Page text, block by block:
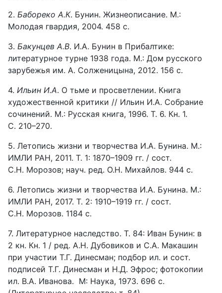
2. Бабореко А.К. Бунин. Жизнеописание. М.:
Молодая гвардия, 2004. 458 с.
3. Бакунцев А.В. И.А. Бунин в Прибалтике:
литературное турне 1938 года. М.: Дом русского
зарубежья им. А. Солженицына, 2012. 156 с.
4. Ильин И.А. О тьме и просветлении. Книга
художественной критики // Ильин И.А. Собрание
сочинений. М.: Русская книга, 1996. Т. 6. Кн. 1.
С. 210–270.
5. Летопись жизни и творчества И.А. Бунина. М.:
ИМЛИ РАН, 2011. Т. 1: 1870–1909 гг. / сост.
С.Н. Морозов; науч. ред. О.Н. Михайлов. 944 с.
6. Летопись жизни и творчества И.А. Бунина. М.:
ИМЛИ РАН, 2017. Т. 2: 1910–1919 гг. / сост.
С.Н. Морозов. 1184 с.
7. Литературное наследство. Т. 84: Иван Бунин: в
2 кн. Кн. 1 / ред. А.Н. Дубовиков и С.А. Макашин
при участии Т.Г. Динесман; подбор ил. и сост.
подписей Т.Г. Динесман и Н.Д. Эфрос; фотокопии
ил. В.А. Иванова. М: Наука, 1973. 696 с.